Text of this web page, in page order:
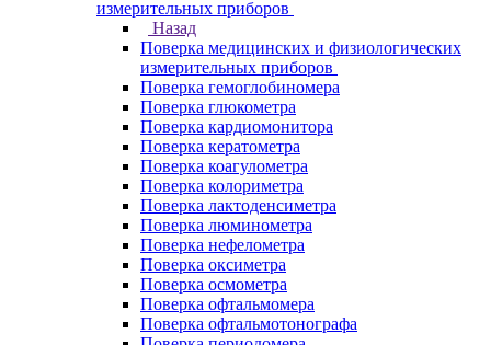
измерительных приборов
Назад
Поверка медицинских и физиологических
измерительных приборов
Поверка гемоглобиномера
Поверка глюкометра
Поверка кардиомонитора
Поверка кератометра
Поверка коагулометра
Поверка колориметра
Поверка лактоденсиметра
Поверка люминометра
Поверка нефелометра
Поверка оксиметра
Поверка осмометра
Поверка офтальмомера
Поверка офтальмотонографа